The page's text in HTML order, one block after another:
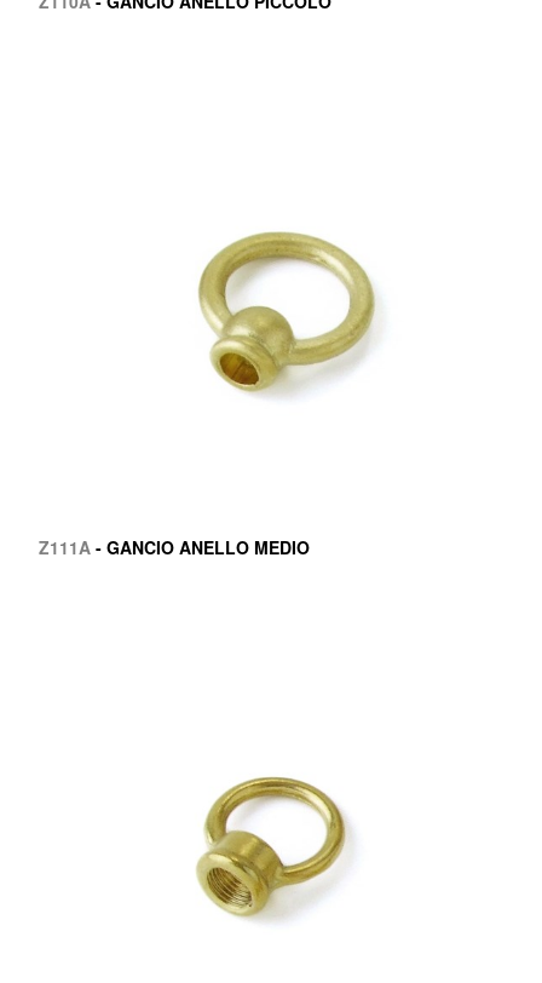
Z111A- GANCIO ANELLO MEDIO